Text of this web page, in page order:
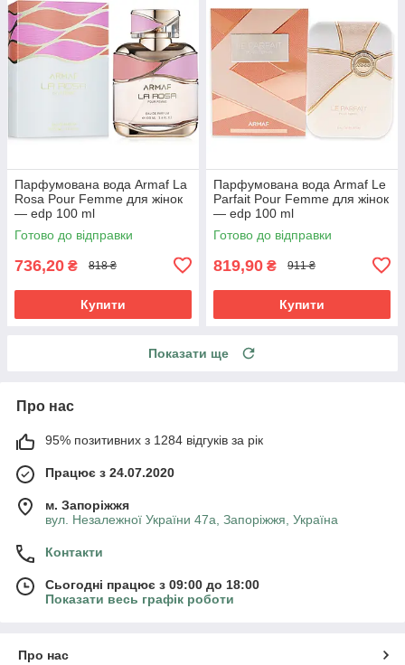
Парфумована вода Armaf La
Rosa Pour Femme для жінок
— edp 100 ml
Готово до відправки
736,20 ₴ 818 ₴
Купити
Парфумована вода Armaf Le
Parfait Pour Femme для жінок
— edp 100 ml
Готово до відправки
819,90 ₴ 911 ₴
Купити
Показати ще
Про нас
95% позитивних з 1284 відгуків за рік
Працює з 24.07.2020
м. Запоріжжя
вул. Незалежної України 47а, Запоріжжя, Україна
Контакти
Сьогодні працює з 09:00 до 18:00
Показати весь графік роботи
Про нас